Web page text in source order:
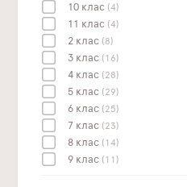
10 клас (4)
11 клас (4)
2 клас (8)
3 клас (16)
4 клас (28)
5 клас (29)
6 клас (25)
7 клас (23)
8 клас (14)
9 клас (11)